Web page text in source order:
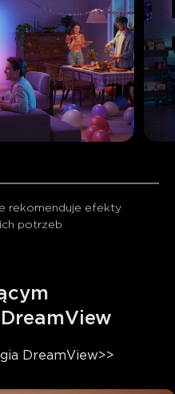
rekomenduje efekty
potrzeb
DreamView>>